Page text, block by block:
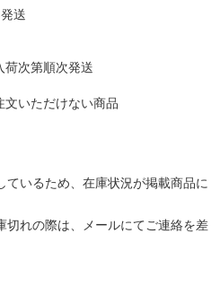
送
次第順次発送
いただけない商品
ているため、在庫状況が掲載商品に
切れの際は、メールにてご連絡を差